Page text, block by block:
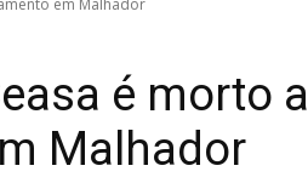
em Malhador
é morto a
Malhador